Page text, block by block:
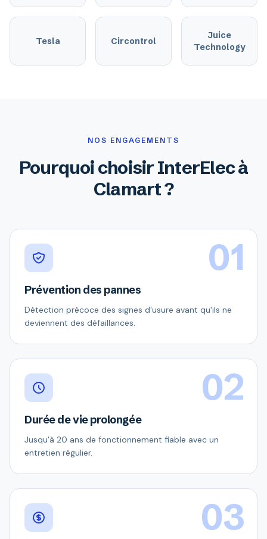
Tesla Circontrol
Juice
Technology
NOS ENGAGEMENTS
Pourquoi choisir InterElec à
Clamart ?
01
Prévention des pannes
Détection précoce des signes d'usure avant qu'ils ne
deviennent des défaillances.
02
Durée de vie prolongée
Jusqu'à 20 ans de fonctionnement fiable avec un
entretien régulier.
03